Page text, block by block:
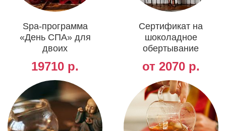
Spa-программа
«День СПА» для
двоих
19710 р.
Сертификат на
шоколадное
обертывание
от 2070 р.